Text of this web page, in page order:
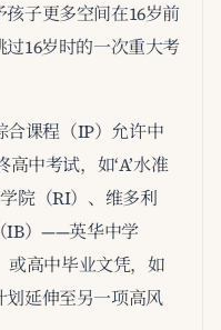
子更多空间在16岁前
16岁时的一次重大考
合课程（IP）允许中
高中考试，如‘A’水准
院（RI）、维多利
IB）——英华中学
或高中毕业文凭，如
延伸至另一项高风